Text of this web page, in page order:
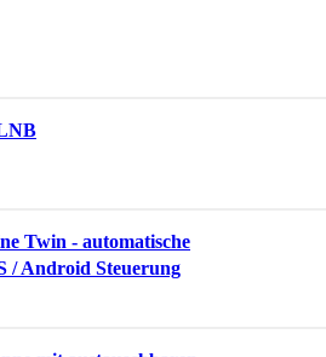
Twin - automatische
/ Android Steuerung